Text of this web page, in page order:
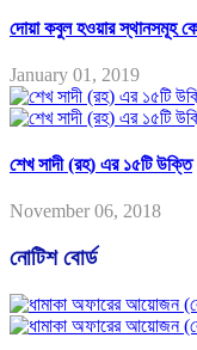
দোয়া কবুল হওয়ার স্থানসমূহ
January 01, 2019
শেখ সাদী (রহ) এর ১৫টি উক্তি
November 06, 2018
নোটিশ বোর্ড